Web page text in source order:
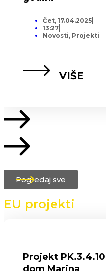
Čet, 17.04.2025
13:27
Novosti, Projekti
VIŠE
Pogledaj sve
EU projekti
Projekt